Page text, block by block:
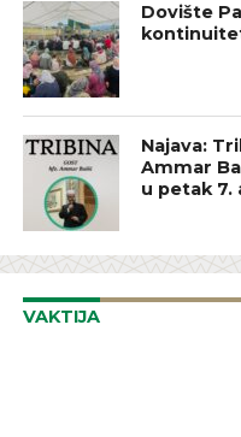
Dovište
Najava:
Ammar
u petak 7.
VAKTIJA